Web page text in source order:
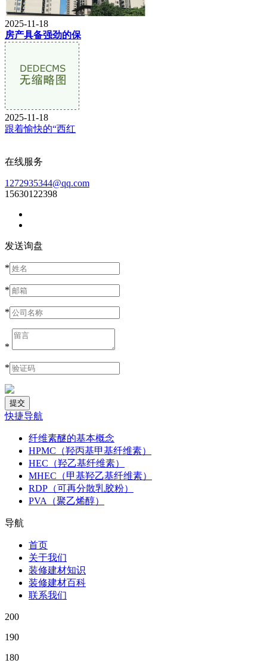
2025-11-18
房产具备强劲的保
2025-11-18
跟着愉快的“西红
在线服务
1272935344@qq.com
15630122398
发送询盘
*
*
*
*
*
快捷导航
纤维素醚的基本概念
HPMC（羟丙基甲基纤维素）
HEC（羟乙基纤维素）
MHEC（甲基羟乙基纤维素）
RDP（可再分散乳胶粉）
PVA（聚乙烯醇）
导航
首页
关于我们
装修建材知识
装修建材百科
联系我们
200
190
180